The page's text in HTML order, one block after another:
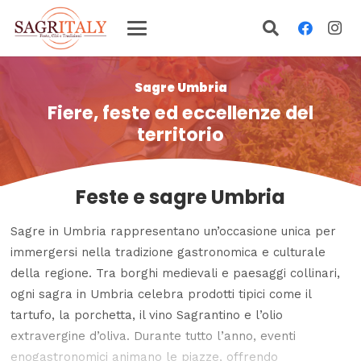
Sagre Umbria
Fiere, feste ed eccellenze del
territorio
Feste e sagre Umbria
Sagre in Umbria rappresentano un’occasione unica per
immergersi nella tradizione gastronomica e culturale
della regione. Tra borghi medievali e paesaggi collinari,
ogni sagra in Umbria celebra prodotti tipici come il
tartufo, la porchetta, il vino Sagrantino e l’olio
extravergine d’oliva. Durante tutto l’anno, eventi
enogastronomici animano le piazze, offrendo